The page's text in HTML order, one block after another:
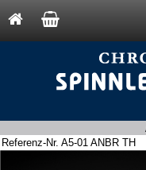
Referenz-Nr. A5-01 ANBR TH